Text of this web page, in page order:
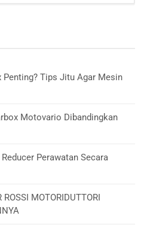
Penting? Tips Jitu Agar Mesin
Motovario Dibandingkan
Perawatan Secara
MOTORIDUTTORI